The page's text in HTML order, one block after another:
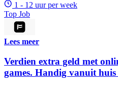
1 - 12 uur per week
Top Job
Lees meer
Verdien extra geld met
games. Handig vanuit huis